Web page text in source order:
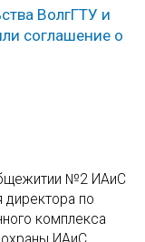
ВолгГТУ и
соглашение о
№2 ИАиС
директора по
комплекса